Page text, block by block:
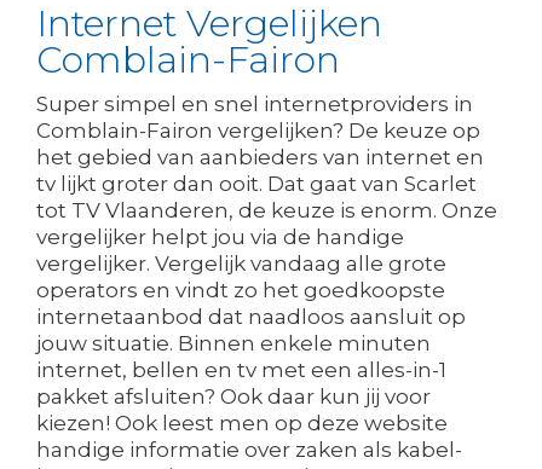
Internet Vergelijken
Comblain-Fairon
Super simpel en snel internetproviders in
Comblain-Fairon vergelijken? De keuze op
het gebied van aanbieders van internet en
tv lijkt groter dan ooit. Dat gaat van Scarlet
tot TV Vlaanderen, de keuze is enorm. Onze
vergelijker helpt jou via de handige
vergelijker. Vergelijk vandaag alle grote
operators en vindt zo het goedkoopste
internetaanbod dat naadloos aansluit op
jouw situatie. Binnen enkele minuten
internet, bellen en tv met een alles-in-1
pakket afsluiten? Ook daar kun jij voor
kiezen! Ook leest men op deze website
handige informatie over zaken als kabel-